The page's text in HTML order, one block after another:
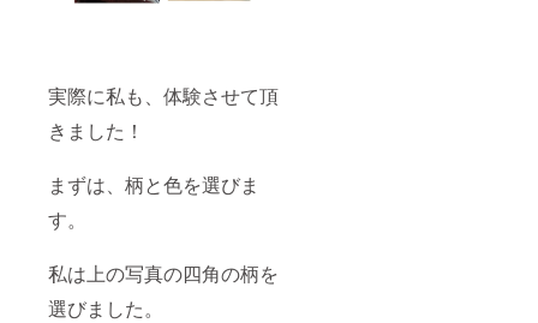
実際に私も、体験させて頂
きました！
まずは、柄と色を選びま
す。
私は上の写真の四角の柄を
選びました。